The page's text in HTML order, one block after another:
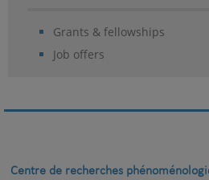
Grants & fellowships
Job offers
Centre de recherches